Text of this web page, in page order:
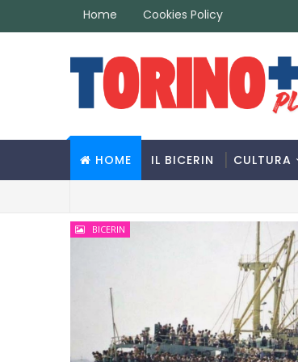
Home Cookies Policy
HOME IL BICERIN CULTURA
BICERIN